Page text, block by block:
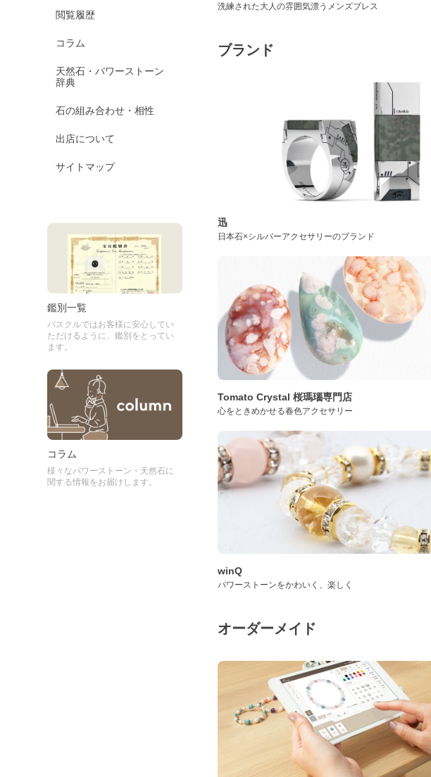
閲覧履歴
コラム
天然石・パワーストーン
辞典
石の組み合わせ・相性
出店について
サイトマップ
鑑別一覧
パスクルではお客様に安心してい
ただけるように、鑑別をとってい
ます。
コラム
様々なパワーストーン・天然石に
関する情報をお届けします。
洗練された大人の雰囲気漂うメンズブレス
ブランド
迅
日本石×シルバーアクセサリーのブランド
Tomato Crystal 桜瑪瑙専門店
心をときめかせる春色アクセサリー
winQ
パワーストーンをかわいく、楽しく
オーダーメイド